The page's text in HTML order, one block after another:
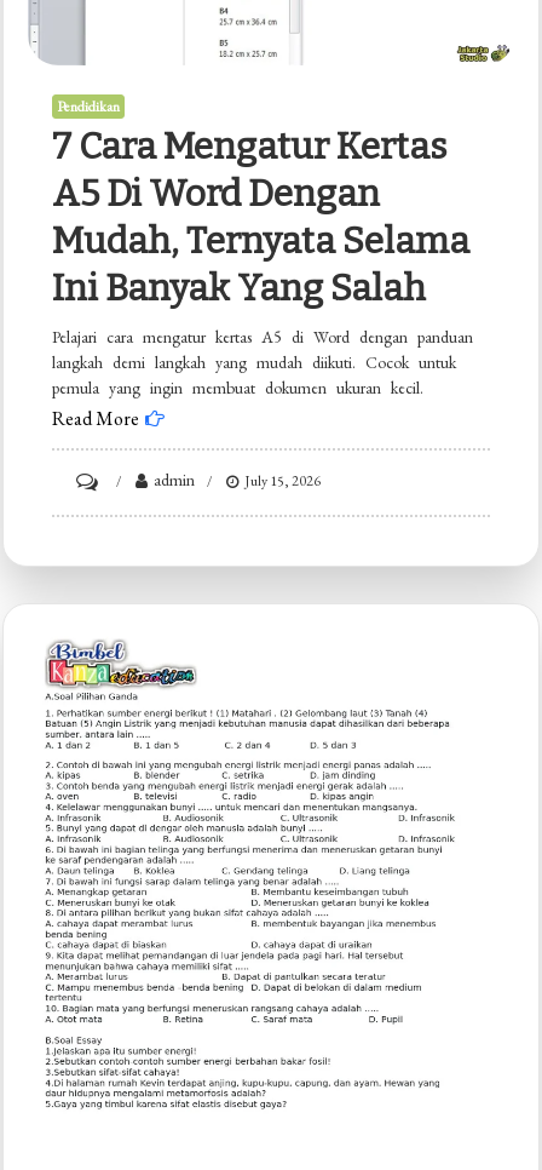
Pendidikan
7 Cara Mengatur Kertas
A5 Di Word Dengan
Mudah, Ternyata Selama
Ini Banyak Yang Salah
Pelajari cara mengatur kertas A5 di Word dengan panduan
langkah demi langkah yang mudah diikuti. Cocok untuk
pemula yang ingin membuat dokumen ukuran kecil.
Read More
7
A5
di
Word
dengan
Mudah,
Ternyata
Selama
Ini
Banyak
yang
Salah
admin July 15, 2026